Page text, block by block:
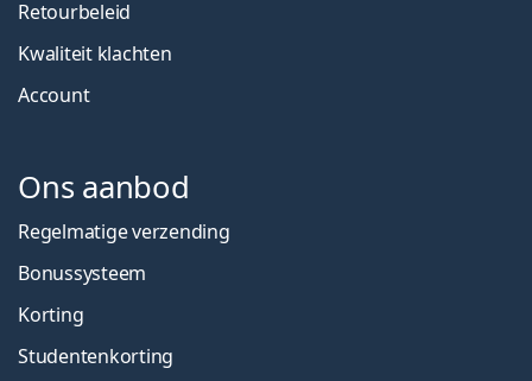
Retourbeleid
Kwaliteit klachten
Account
Ons aanbod
Regelmatige verzending
Bonussysteem
Korting
Studentenkorting